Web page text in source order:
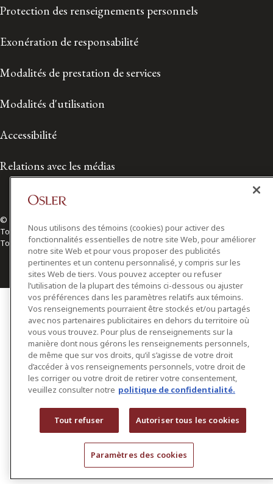
Protection des renseignements personnels
Exonération de responsabilité
Modalités de prestation de services
Modalités d'utilisation
Accessibilité
Relations avec les médias
© 2026 Osler, Hoskin & Harcourt S.E.N.C.R.L./s.r.l.
Tous droits réservés
Toronto | Montréal | Calgary | Vancouver | Ottawa | New York
Nous utilisons des témoins (cookies) pour activer des
fonctionnalités essentielles de notre site Web, pour améliorer
notre site Web et pour vous proposer des publicités
pertinentes et un contenu personnalisé, y compris sur les
sites Web de tiers. Vous pouvez accepter ou refuser
l’utilisation de la plupart des témoins ci-dessous ou ajuster
vos préférences dans les paramètres relatifs aux témoins.
Vos renseignements pourraient être stockés et/ou partagés
avec nos partenaires publicitaires en dehors du territoire où
vous vous trouvez. Pour plus de renseignements sur la
manière dont nous gérons les renseignements personnels,
de même que sur vos droits, qu’il s’agisse de votre droit
d’accéder à vos renseignements personnels, votre droit de
les corriger ou votre droit de retirer votre consentement,
veuillez consulter notre politique de confidentialité.
Tout refuser Autoriser tous les cookies
Paramètres des cookies